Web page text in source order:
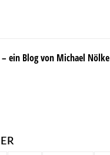
– ein Blog von Michael Nölke